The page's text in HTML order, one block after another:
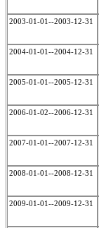
2003-01-01--2003-12-31
2004-01-01--2004-12-31
2005-01-01--2005-12-31
2006-01-02--2006-12-31
2007-01-01--2007-12-31
2008-01-01--2008-12-31
2009-01-01--2009-12-31